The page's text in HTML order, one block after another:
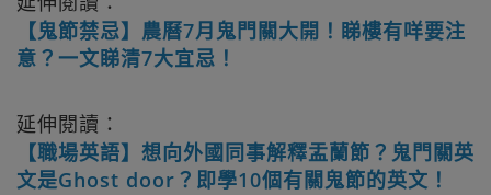
【鬼節禁忌】農曆7月鬼門關大開！睇樓有咩要注
意？一文睇清7大宜忌！
延伸閱讀：
【職場英語】想向外國同事解釋盂蘭節？鬼門關英
文是Ghost door？即學10個有關鬼節的英文！